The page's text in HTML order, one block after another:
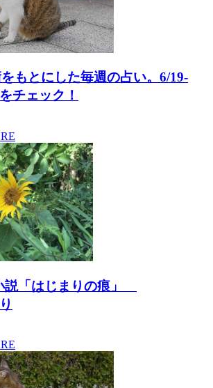
もとにした毎週の占い。6/19-
チェック！
説「はじまりの痕」